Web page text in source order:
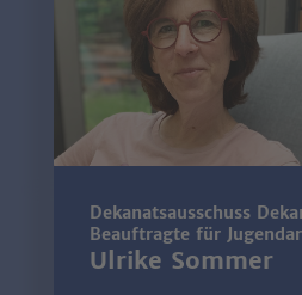
Dekanatsausschuss
Beauftragte für
Ulrike Sommer